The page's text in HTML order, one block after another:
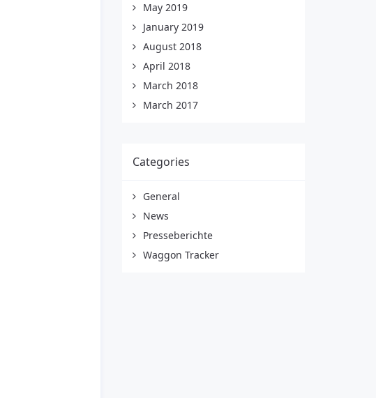
May 2019
January 2019
August 2018
April 2018
March 2018
March 2017
Categories
General
News
Presseberichte
Waggon Tracker